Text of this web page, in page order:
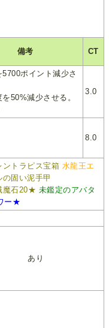
備考 CT
5700ポイント減少さ
50%減少させる。
3.0
8.0
ントラピス宝箱 水龍王エ
の固い泥手甲
魔石20★ 未鑑定のアバタ
ー★
あり